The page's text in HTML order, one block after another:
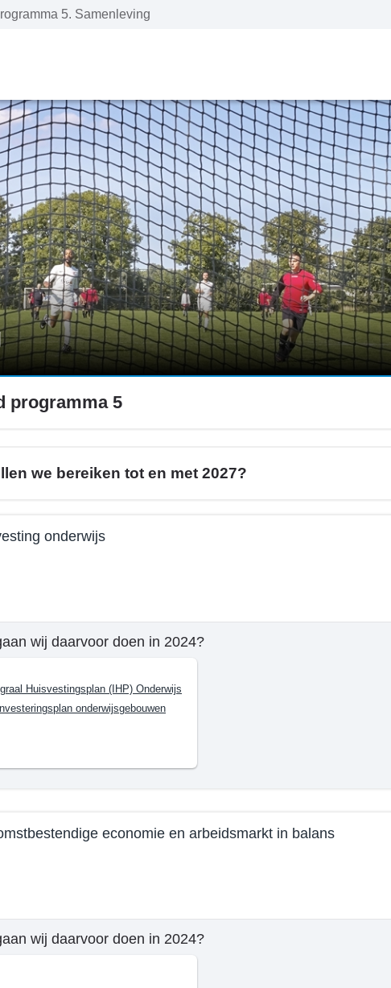
5. Samenleving
programma 5
we bereiken tot en met 2027?
onderwijs
wij daarvoor doen in 2024?
Huisvestingsplan (IHP) Onderwijs
onderwijsgebouwen
economie en arbeidsmarkt in balans
wij daarvoor doen in 2024?